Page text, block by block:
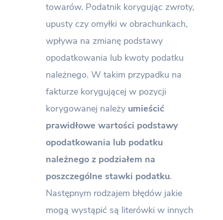
towarów. Podatnik korygując zwroty,
upusty czy omyłki w obrachunkach,
wpływa na zmianę podstawy
opodatkowania lub kwoty podatku
należnego. W takim przypadku na
fakturze korygującej w pozycji
korygowanej należy umieścić
prawidłowe wartości podstawy
opodatkowania lub podatku
należnego z podziałem na
poszczególne stawki podatku.
Następnym rodzajem błędów jakie
mogą wystąpić są literówki w innych